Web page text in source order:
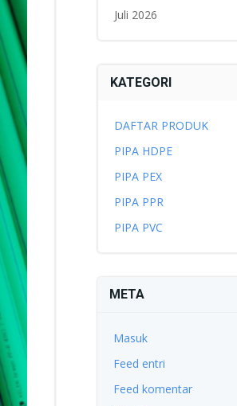
Juli 2026
KATEGORI
DAFTAR PRODUK
PIPA HDPE
PIPA PEX
PIPA PPR
PIPA PVC
META
Masuk
Feed entri
Feed komentar